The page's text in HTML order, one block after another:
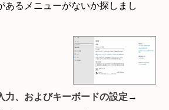
あるメニューがないか探しまし
力、およびキーボードの設定 →